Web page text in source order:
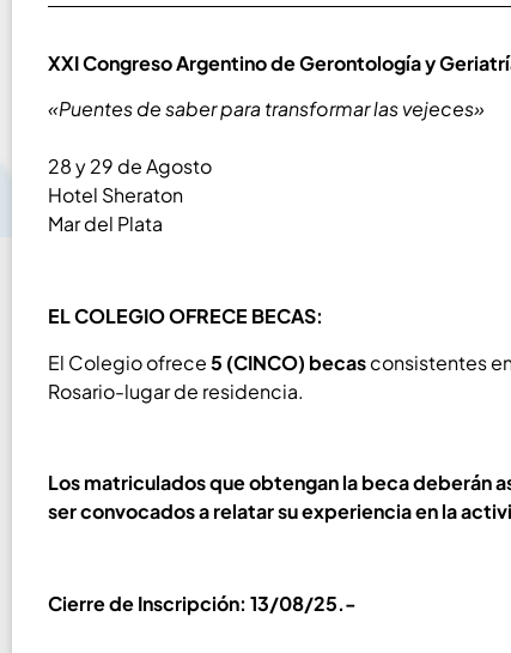
XXI Congreso Argentino de Gerontología y
«Puentes de saber para transformar las vejeces»
28 y 29 de Agosto
Hotel Sheraton
Mar del Plata
EL COLEGIO OFRECE BECAS:
El Colegio ofrece5 (CINCO) becasconsistentes
Rosario-lugar de residencia.
Los matriculados que obtengan la beca deberán
ser convocados a relatar su experiencia en la
Cierre de Inscripción: 13/08/25.-